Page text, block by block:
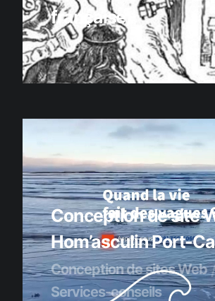
française)
Livres
Conception de site
Hom’asculin Port-
Conception de sites Web
Services-conseils